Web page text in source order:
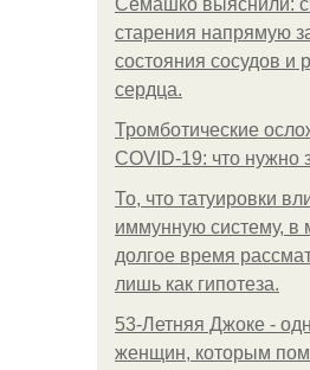
Семашко выяснили:
старения напрямую
состояния сосудов и
сердца.
Тромботические
COVID-19: что нужно
То, что татуировки
иммунную систему, в
долгое время
лишь как гипотеза.
53-Летняя Джоке -
женщин, которым